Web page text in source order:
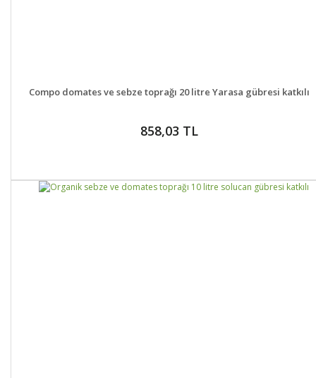
DETAYLAR
Compo domates ve sebze toprağı 20 litre Yarasa gübresi katkılı
858,03 TL